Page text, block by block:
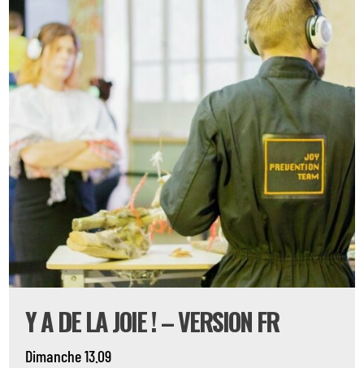
Y A DE LA JOIE ! – VERSION FR
Dimanche 13.09